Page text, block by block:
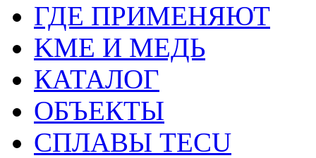
ГДЕ ПРИМЕНЯЮТ
KME И МЕДЬ
КАТАЛОГ
ОБЪЕКТЫ
СПЛАВЫ TECU